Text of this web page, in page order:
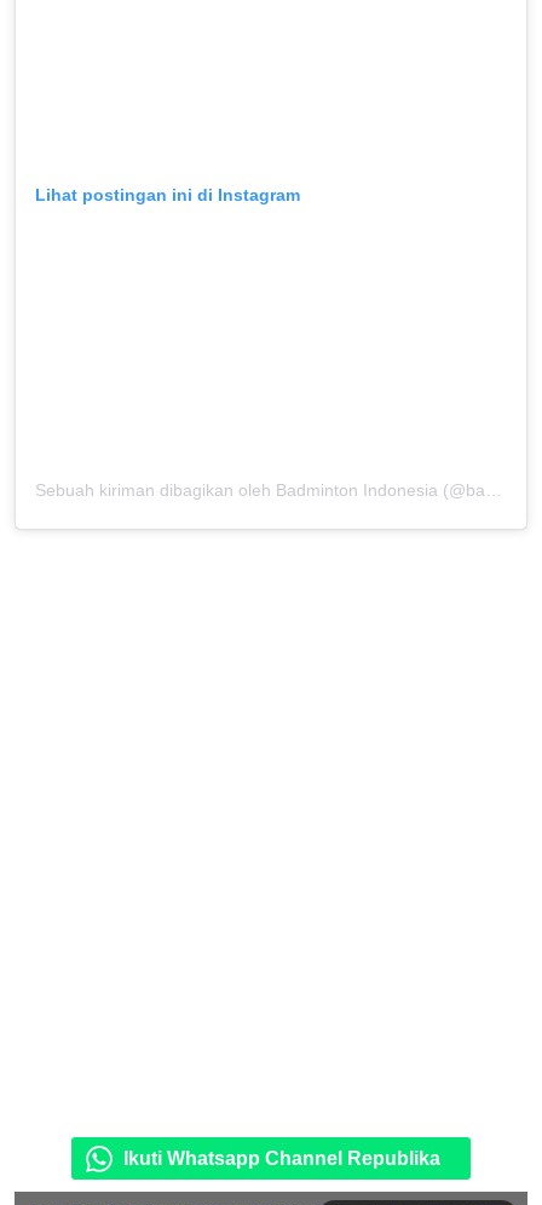
Lihat postingan ini di Instagram
Sebuah kiriman dibagikan oleh Badminton Indonesia (@badminton.ina)
Ikuti Whatsapp Channel Republika